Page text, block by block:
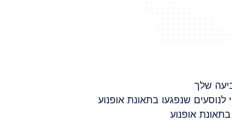
שלך
שנפגעו בתאונת אופנוע
אופנוע